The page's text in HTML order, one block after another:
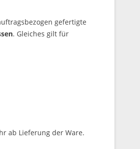
gefertigte
. Gleiches gilt für
ab Lieferung der Ware.